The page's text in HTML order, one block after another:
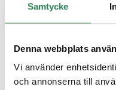
Samtycke
Denna webbplats
Vi använder
och annonserna till
Diesel
Återbruket,
Diskborste
Övrigt,